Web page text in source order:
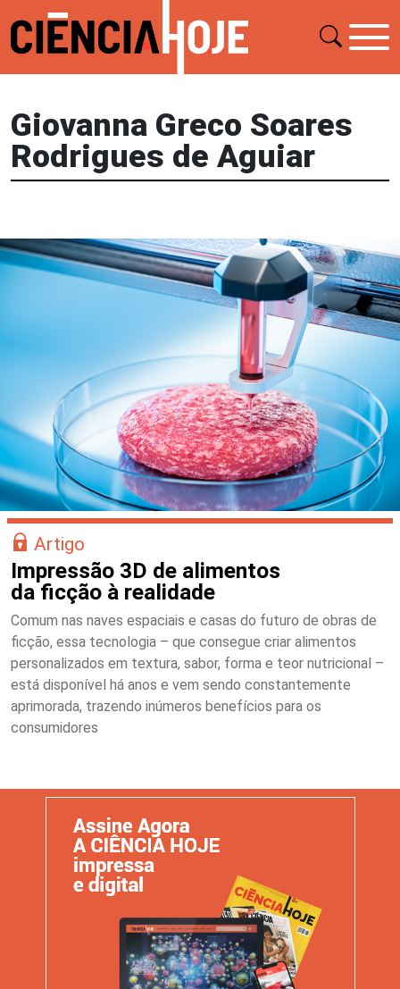
Giovanna Greco Soares
Rodrigues de Aguiar
Artigo
Impressão 3D de alimentos
da ficção à realidade
Comum nas naves espaciais e casas do futuro de obras de
ficção, essa tecnologia – que consegue criar alimentos
personalizados em textura, sabor, forma e teor nutricional –
está disponível há anos e vem sendo constantemente
aprimorada, trazendo inúmeros benefícios para os
consumidores